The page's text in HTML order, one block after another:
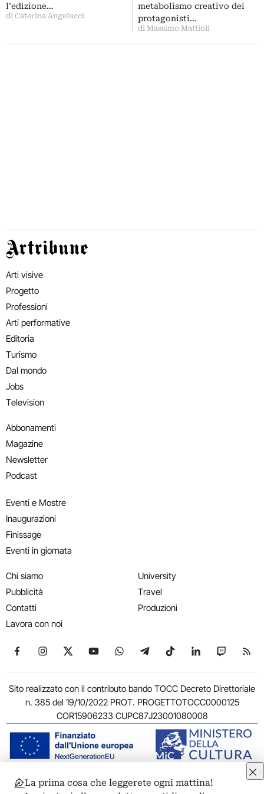
l’edizione…
di Caterina Angelucci
metabolismo creativo dei
protagonisti…
di Massimo Mattioli
Artribune
Arti visive
Progetto
Professioni
Arti performative
Editoria
Turismo
Dal mondo
Jobs
Television
Abbonamenti
Magazine
Newsletter
Podcast
Eventi e Mostre
Inaugurazioni
Finissage
Eventi in giornata
Chi siamo
Pubblicità
Contatti
Lavora con noi
University
Travel
Produzioni
Seguici su Facebook
Seguici su Instagram
Seguici su X
Seguici su YouTube
Seguici su WhatsApp
Seguici su Telegram
Seguici su TikTok
Seguici su
Seguici
Sito realizzato con il contributo bando TOCC Decreto Direttoriale
n. 385 del 19/10/2022 PROT. PROGETTOTOCC0000125
COR15906233 CUPC87J23001080008
© 2011-2026 ARTRIBUNE srl – Corso Vittorio Emanuele II, 287 –
La prima cosa che leggerete ogni mattina!